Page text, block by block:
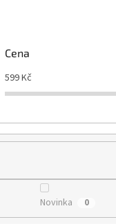
Cena
599Kč
Novinka 0